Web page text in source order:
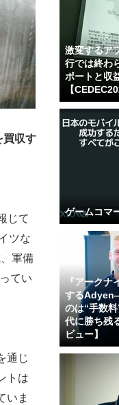
収す
じて
ツな
軍備
てい
通じ
トは
いま
激変するア
行では終わ
ポートと収
【
ゲームコマ
『アーク
する
のは“手数
代に勝ち残
ビュー】